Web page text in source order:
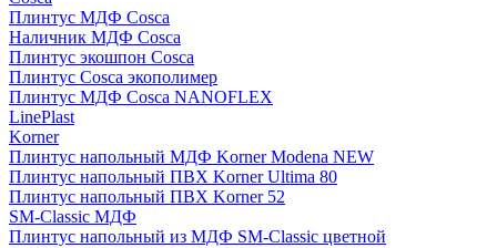
Плинтус МДФ Cosca
Наличник МДФ Cosca
Плинтус экошпон Cosca
Плинтус Cosca экополимер
Плинтус МДФ Cosca NANOFLEX
LinePlast
Korner
Плинтус напольный МДФ Korner Modena NEW
Плинтус напольный ПВХ Korner Ultima 80
Плинтус напольный ПВХ Korner 52
SM-Classic МДФ
Плинтус напольный из МДФ SM-Classic цветной